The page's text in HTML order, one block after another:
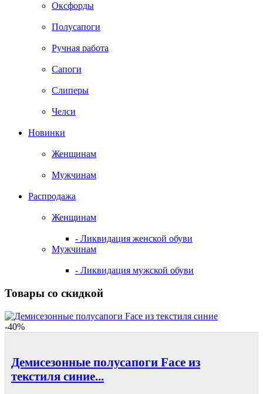
Оксфорды
Полусапоги
Ручная работа
Сапоги
Слиперы
Челси
Новинки
Женщинам
Мужчинам
Распродажа
Женщинам
- Ликвидация женской обуви
Мужчинам
- Ликвидация мужской обуви
Товары со скидкой
-40%
Демисезонные полусапоги Face из
текстиля синие...